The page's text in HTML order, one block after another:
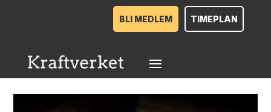
TIMEPLAN
BLI MEDLEM